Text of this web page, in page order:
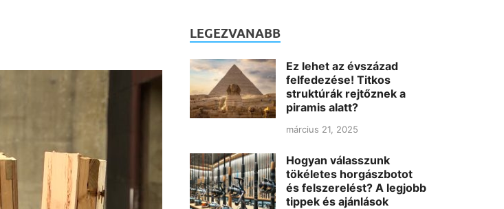
LEGEZVANABB
Ez lehet az évszázad
felfedezése! Titkos
struktúrák rejtőznek a
piramis alatt?
március 21, 2025
Hogyan válasszunk
tökéletes horgászbotot
és felszerelést? A legjobb
tippek és ajánlások